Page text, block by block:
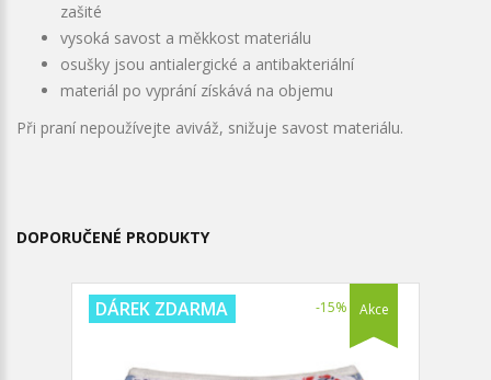
zašité
vysoká savost a měkkost materiálu
osušky jsou antialergické a antibakteriální
materiál po vyprání získává na objemu
Při praní nepoužívejte aviváž, snižuje savost materiálu.
DOPORUČENÉ PRODUKTY
Akce
-15%
DÁREK ZDARMA